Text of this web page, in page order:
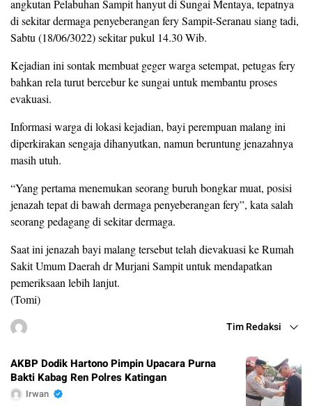
angkutan Pelabuhan Sampit hanyut di Sungai Mentaya, tepatnya
di sekitar dermaga penyeberangan fery Sampit-Seranau siang tadi,
Sabtu (18/06/3022) sekitar pukul 14.30 Wib.
Kejadian ini sontak membuat geger warga setempat, petugas fery
bahkan rela turut bercebur ke sungai untuk membantu proses
evakuasi.
Informasi warga di lokasi kejadian, bayi perempuan malang ini
diperkirakan sengaja dihanyutkan, namun beruntung jenazahnya
masih utuh.
“Yang pertama menemukan seorang buruh bongkar muat, posisi
jenazah tepat di bawah dermaga penyeberangan fery”, kata salah
seorang pedagang di sekitar dermaga.
Saat ini jenazah bayi malang tersebut telah dievakuasi ke Rumah
Sakit Umum Daerah dr Murjani Sampit untuk mendapatkan
pemeriksaan lebih lanjut.
(Tomi)
Tim Redaksi
AKBP Dodik Hartono Pimpin Upacara Purna
Bakti Kabag Ren Polres Katingan
Irwan